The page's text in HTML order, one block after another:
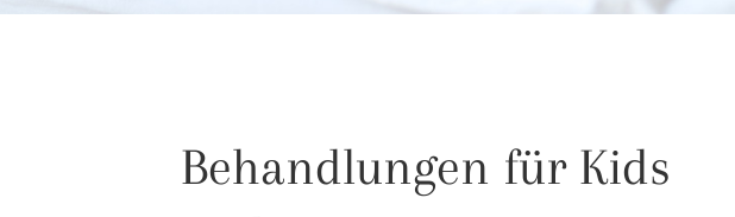
Behandlungen für Kids